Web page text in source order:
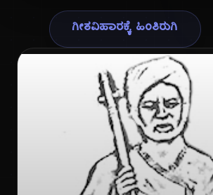
ಗೀತವಿಹಾರಕ್ಕೆ ಹಿಂತಿರುಗಿ